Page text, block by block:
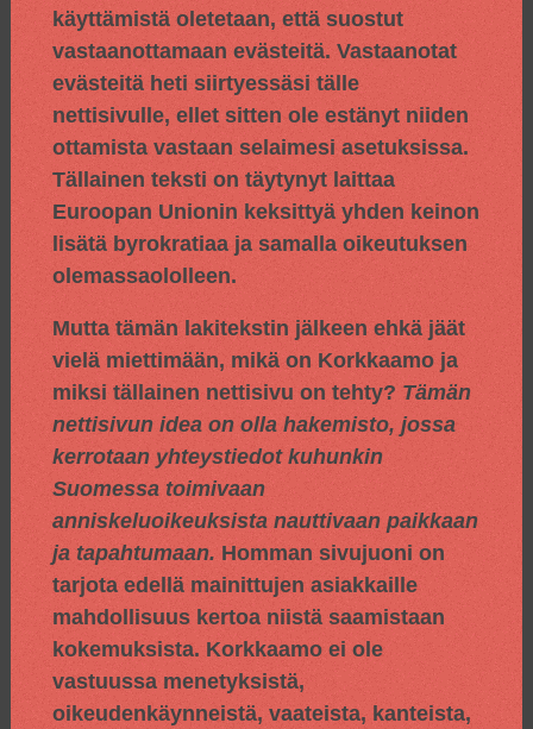
käyttämistä oletetaan, että suostut
vastaanottamaan evästeitä. Vastaanotat
evästeitä heti siirtyessäsi tälle
nettisivulle, ellet sitten ole estänyt niiden
ottamista vastaan selaimesi asetuksissa.
Tällainen teksti on täytynyt laittaa
Euroopan Unionin keksittyä yhden keinon
lisätä byrokratiaa ja samalla oikeutuksen
olemassaololleen.
Mutta tämän lakitekstin jälkeen ehkä jäät
vielä miettimään, mikä on Korkkaamo ja
miksi tällainen nettisivu on tehty? Tämän
nettisivun idea on olla hakemisto, jossa
kerrotaan yhteystiedot kuhunkin
Suomessa toimivaan
anniskeluoikeuksista nauttivaan paikkaan
ja tapahtumaan. Homman sivujuoni on
tarjota edellä mainittujen asiakkaille
mahdollisuus kertoa niistä saamistaan
kokemuksista. Korkkaamo ei ole
vastuussa menetyksistä,
oikeudenkäynneistä, vaateista, kanteista,